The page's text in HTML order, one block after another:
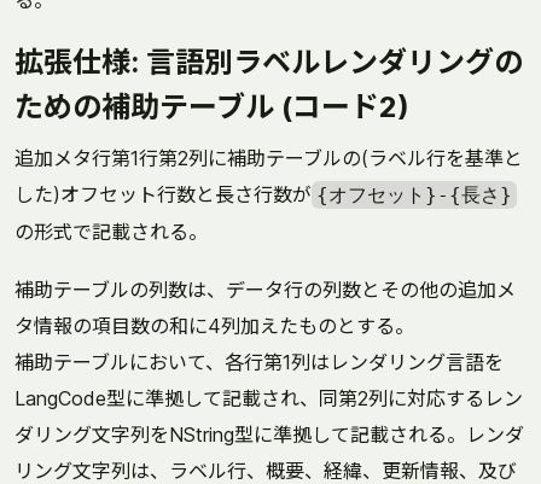
拡張仕様: 言語別ラベルレンダリングの
ための補助テーブル (コード2)
追加メタ行第1行第2列に補助テーブルの(ラベル行を基準と
した)オフセット行数と長さ行数が {オフセット}-{長さ}
の形式で記載される。
補助テーブルの列数は、データ行の列数とその他の追加メ
タ情報の項目数の和に4列加えたものとする。
補助テーブルにおいて、各行第1列はレンダリング言語を
LangCode型に準拠して記載され、同第2列に対応するレン
ダリング文字列をNString型に準拠して記載される。レンダ
リング文字列は、ラベル行、概要、経緯、更新情報、及び